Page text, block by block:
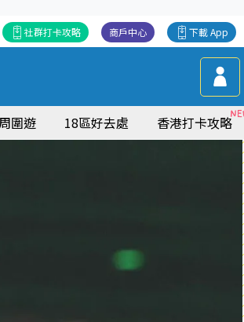
下載 App
商戶中心
社群打卡攻略
圍遊 18區好去處 香港打卡攻略